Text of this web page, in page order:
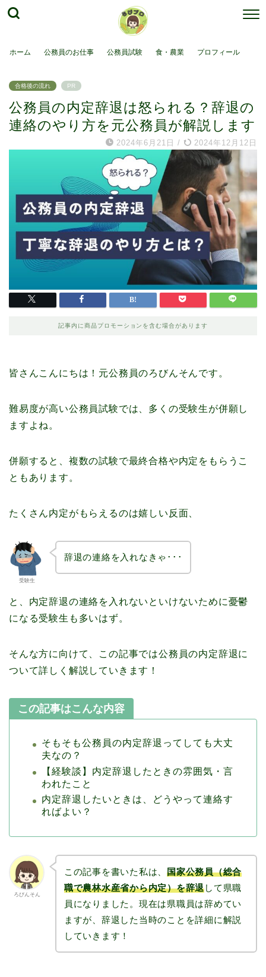
ホーム 公務員のお仕事 公務員試験 食・農業 プロフィール
合格後の流れ PR
公務員の内定辞退は怒られる？辞退の
連絡のやり方を元公務員が解説します
2024年6月21日 / 2024年12月12日
記事内に商品プロモーションを含む場合があります
皆さんこんにちは！元公務員のろびんそんです。
難易度が高い公務員試験では、多くの受験生が併願し
ますよね。
併願すると、複数の試験で最終合格や内定をもらうこ
ともあります。
たくさん内定がもらえるのは嬉しい反面、
受験生
辞退の連絡を入れなきゃ･･･
と、内定辞退の連絡を入れないといけないために憂鬱
になる受験生も多いはず。
そんな方に向けて、この記事では公務員の内定辞退に
ついて詳しく解説していきます！
この記事はこんな内容
そもそも公務員の内定辞退ってしても大丈
夫なの？
【経験談】内定辞退したときの雰囲気・言
われたこと
内定辞退したいときは、どうやって連絡す
ればよい？
ろびんそん
この記事を書いた私は、国家公務員（総合
職で農林水産省から内定）を辞退して県職
員になりました。現在は県職員は辞めてい
ますが、辞退した当時のことを詳細に解説
していきます！